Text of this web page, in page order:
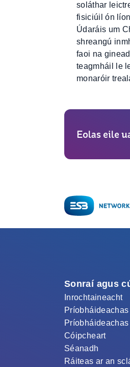
soláthar
fisiciúil ón
Údaráis um
shreangú
faoi na
teagmháil le
monaróir
Eolas eile
Sonraí agus
Inrochtaineacht
Cóipcheart
Séanadh
Ráiteas ar an